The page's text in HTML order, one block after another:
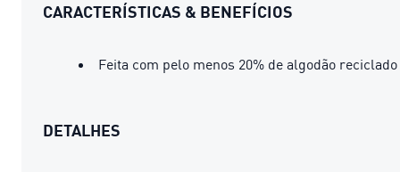
CARACTERÍSTICAS & BENEFÍCIOS
Feita com pelo menos 20% de algodão reciclado
DETALHES